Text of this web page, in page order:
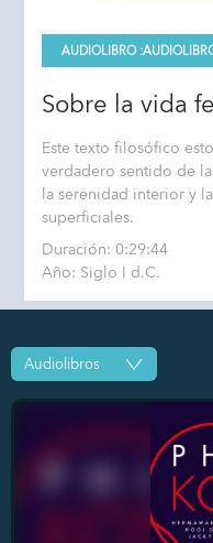
AUDIOLIBRO :
Sobre la vida
Este texto filosófico
verdadero sentido de
la serenidad interior y
superficiales.
Duración: 0:29:44
Año: Siglo I d.C.